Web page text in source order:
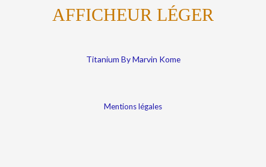
AFFICHEUR LÉGER
Titanium By Marvin Kome
Mentions légales